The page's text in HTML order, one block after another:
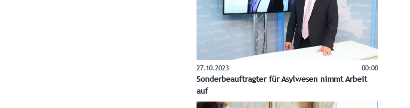
27.10.2023 00:00
Sonderbeauftragter für Asylwesen nimmt Arbeit
auf